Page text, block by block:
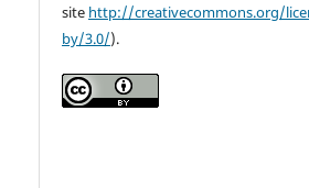
site http://creativecommons.org/
by/3.0/).